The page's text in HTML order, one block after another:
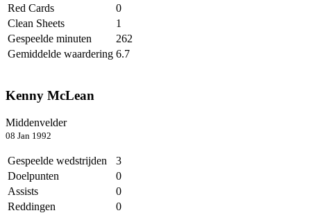
Red Cards
0
Clean Sheets
1
Gespeelde minuten
262
Gemiddelde waardering 6.7
Kenny McLean
Middenvelder
08 Jan 1992
Gespeelde wedstrijden
3
Doelpunten
0
Assists
0
Reddingen
0